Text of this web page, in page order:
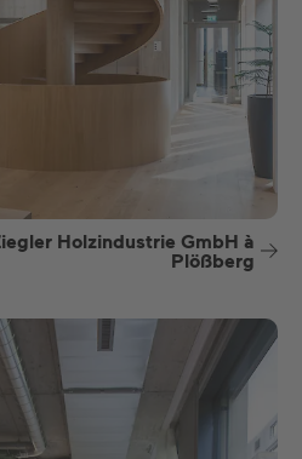
Holzindustrie GmbH à
Plößberg